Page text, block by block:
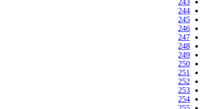
244
245
246
247
248
249
250
251
252
253
254